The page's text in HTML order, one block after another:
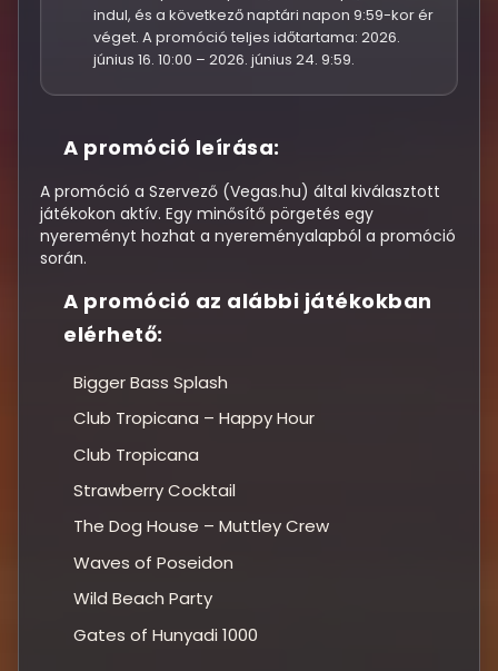
indul, és a következő naptári napon 9:59-kor ér
véget. A promóció teljes időtartama: 2026.
június 16. 10:00 – 2026. június 24. 9:59.
A promóció leírása:
A promóció a Szervező (Vegas.hu) által kiválasztott
játékokon aktív. Egy minősítő pörgetés egy
nyereményt hozhat a nyereményalapból a promóció
során.
A promóció az alábbi játékokban
elérhető:
Bigger Bass Splash
Club Tropicana – Happy Hour
Club Tropicana
Strawberry Cocktail
The Dog House – Muttley Crew
Waves of Poseidon
Wild Beach Party
Gates of Hunyadi 1000